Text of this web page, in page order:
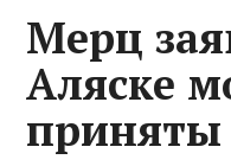
Мерц
Аляске